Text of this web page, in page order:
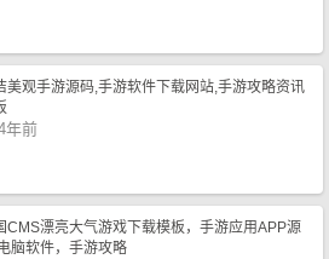
美观手游源码,手游软件下载网站,手游攻略资讯
年前
CMS漂亮大气游戏下载模板，手游应用APP源
脑软件，手游攻略